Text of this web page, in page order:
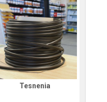
Tesnenia